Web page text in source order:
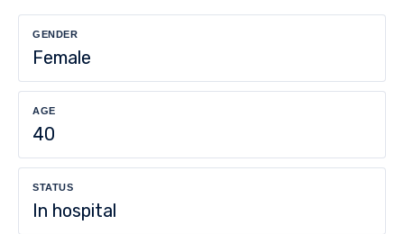
GENDER
Female
AGE
40
STATUS
In hospital